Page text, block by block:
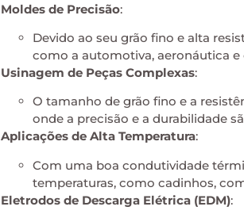
Moldes de Precisão:
Devido ao seu grão fino e alta
como a automotiva, aeronáutica
Usinagem de Peças Complexas:
O tamanho de grão fino e a
onde a precisão e a durabilidade
Aplicações de Alta Temperatura:
Com uma boa condutividade
temperaturas, como cadinhos,
Eletrodos de Descarga Elétrica (EDM):